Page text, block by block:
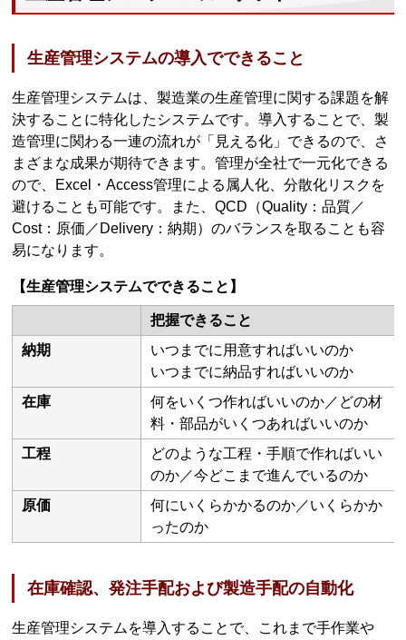
生産管理システムの導入でできること
生産管理システムは、製造業の生産管理に関する課題を解
決することに特化したシステムです。導入することで、製
造管理に関わる一連の流れが「見える化」できるので、さ
まざまな成果が期待できます。管理が全社で一元化できる
ので、Excel・Access管理による属人化、分散化リスクを
避けることも可能です。また、QCD（Quality：品質／
Cost：原価／Delivery：納期）のバランスを取ることも容
易になります。
【生産管理システムでできること】
把握できること
納期
いつまでに用意すればいいのか
いつまでに納品すればいいのか
在庫
何をいくつ作ればいいのか／どの材
料・部品がいくつあればいいのか
工程
どのような工程・手順で作ればいい
のか／今どこまで進んでいるのか
原価
何にいくらかかるのか／いくらかか
ったのか
在庫確認、発注手配および製造手配の自動化
生産管理システムを導入することで、これまで手作業や